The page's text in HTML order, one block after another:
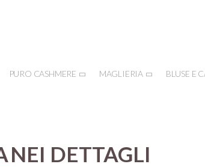
PURO CASHMERE MAGLIERIA BLUSE E
NEI DETTAGLI